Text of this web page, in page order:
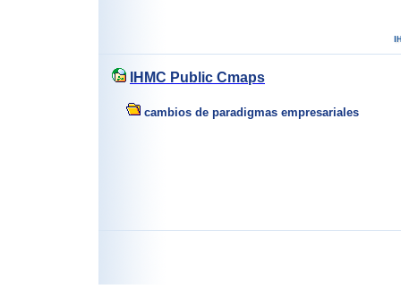
IHMC Public Cmaps
cambios de paradigmas empresariales